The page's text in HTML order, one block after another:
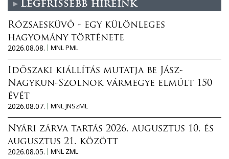
Legfrissebb híreink
Rózsaesküvő - egy különleges
hagyomány története
2026.08.08.
MNL PML
Időszaki kiállítás mutatja be Jász-
Nagykun-Szolnok vármegye elmúlt 150
évét
2026.08.07.
MNL JNSzML
Nyári zárva tartás 2026. augusztus 10. és
augusztus 21. között
2026.08.05.
MNL ZML